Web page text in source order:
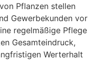
Pflanzen stellen
Gewerbekunden vor
regelmäßige Pflege
Gesamteindruck,
Werterhalt